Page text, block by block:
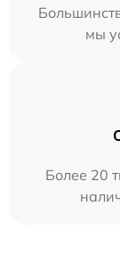
мы
Более 20